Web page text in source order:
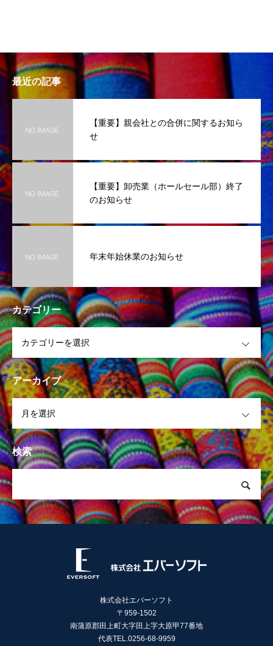
最近の記事
【重要】親会社との合併に関するお知ら
せ
【重要】卸売業（ホールセール部）終了
のお知らせ
年末年始休業のお知らせ
カテゴリー
アーカイブ
検索
株式会社エバーソフト
〒959-1502
南蒲原郡田上町大字田上字大原甲77番地
代表TEL.0256-68-9959